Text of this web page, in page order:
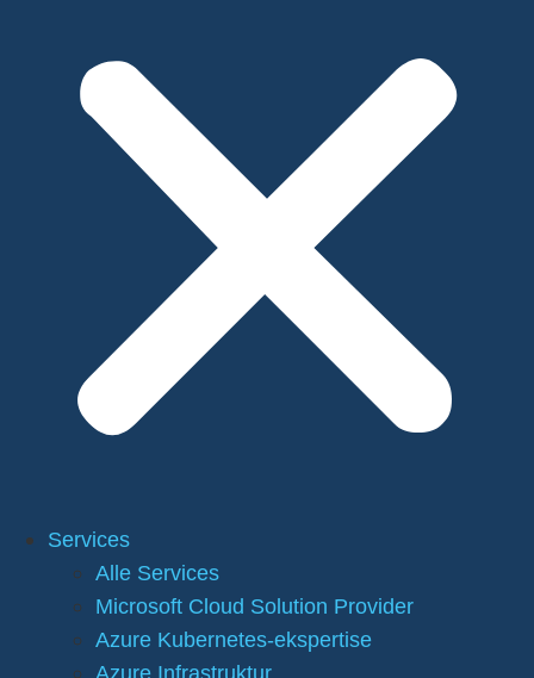
Services
Alle Services
Microsoft Cloud Solution Provider
Azure Kubernetes-ekspertise